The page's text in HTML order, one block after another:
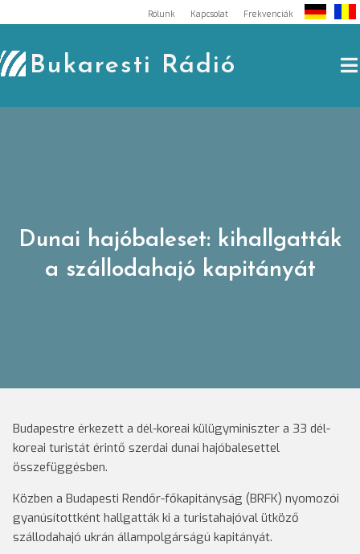
to
content
Rólunk Kapcsolat Frekvenciák
Bukaresti Rádió
Dunai hajóbaleset: kihallgatták
a szállodahajó kapitányát
Budapestre érkezett a dél-koreai külügyminiszter a 33 dél-
koreai turistát érintő szerdai dunai hajóbalesettel
összefüggésben.
Közben a Budapesti Rendőr-főkapitányság (BRFK) nyomozói
gyanúsítottként hallgatták ki a turistahajóval ütköző
szállodahajó ukrán állampolgárságú kapitányát.